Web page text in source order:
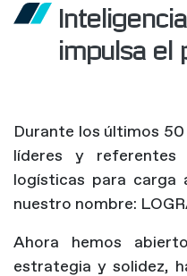
impulsa el
Durante los últimos
líderes y referentes
logísticas para carga
nuestro nombre:
Ahora hemos
estrategia y solidez,